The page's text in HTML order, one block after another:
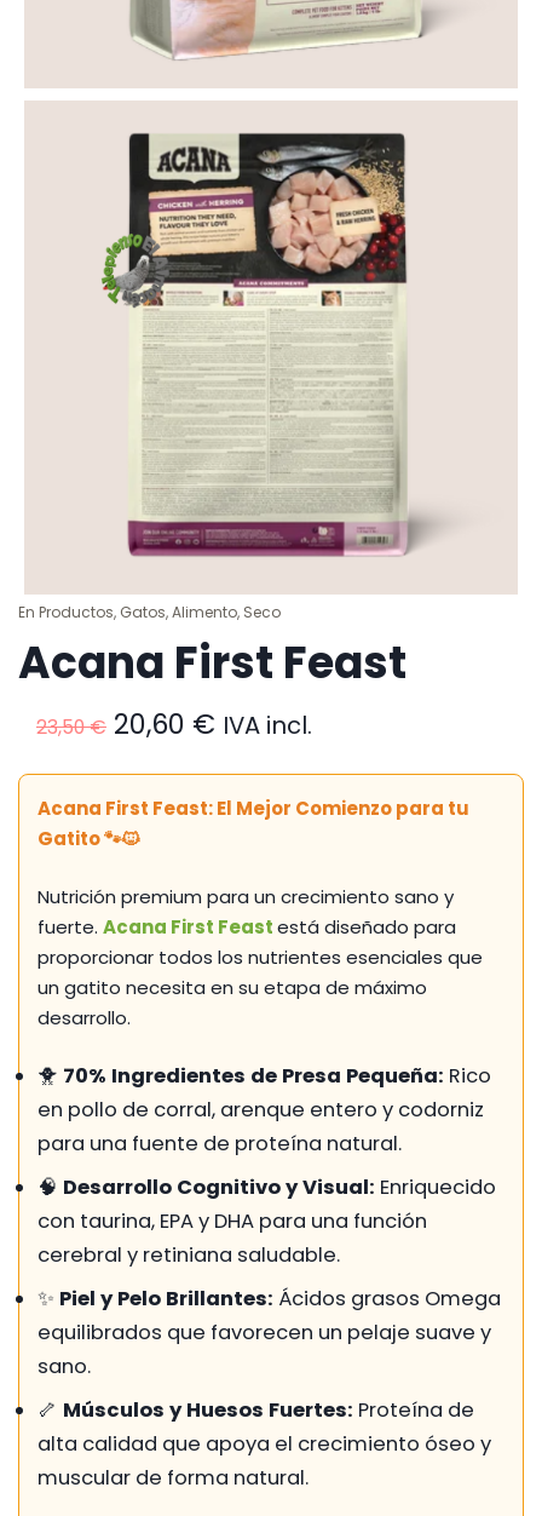
En Productos, Gatos,Alimento, Seco
Acana First Feast
23,50€ El
precio
original
era:
23,50 €.
20,60 € El
actual
es:
20,60 €.
IVA incl.
Acana First Feast: El Mejor Comienzo para tu
Gatito 🐾🐱
Nutrición premium para un crecimiento sano y
fuerte. Acana First Feastestá diseñado para
proporcionar todos los nutrientes esenciales que
un gatito necesita en su etapa de máximo
desarrollo.
🐥 70% Ingredientes de Presa Pequeña: Rico
en pollo de corral, arenque entero y codorniz
para una fuente de proteína natural.
🧠 Desarrollo Cognitivo y Visual: Enriquecido
con taurina, EPA y DHA para una función
cerebral y retiniana saludable.
✨ Piel y Pelo Brillantes: Ácidos grasos Omega
equilibrados que favorecen un pelaje suave y
sano.
🦴 Músculos y Huesos Fuertes: Proteína de
alta calidad que apoya el crecimiento óseo y
muscular de forma natural.